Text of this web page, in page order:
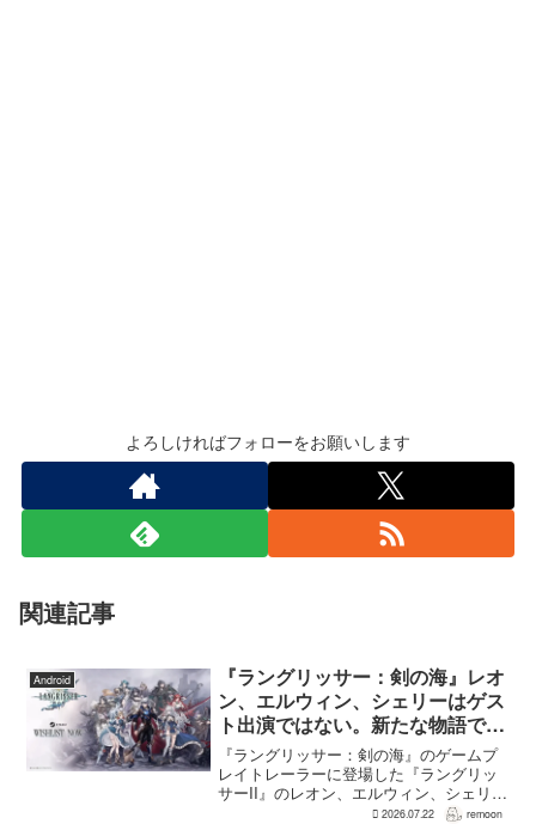
よろしければフォローをお願いします
関連記事
Android
『ラングリッサー：剣の海』レオ
ン、エルウィン、シェリーはゲス
ト出演ではない。新たな物語で重
要な役割を担う
『ラングリッサー：剣の海』のゲームプ
レイトレーラーに登場した『ラングリッ
サーII』のレオン、エルウィン、シェリー
は、単なるファンサービスやゲスト出演
2026.07.22 remoon